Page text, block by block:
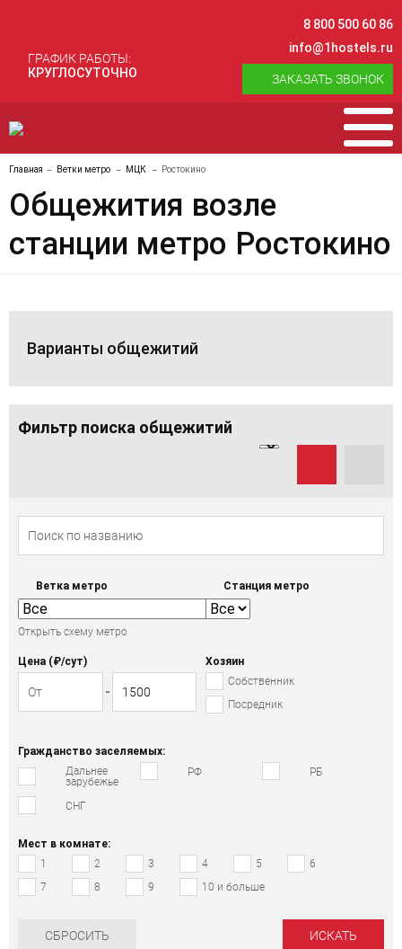
ГРАФИК РАБОТЫ:
КРУГЛОСУТОЧНО
8 800 500 60 86
info@1hostels.ru
ЗАКАЗАТЬ ЗВОНОК
Главная Ветки метро МЦК Ростокино
Общежития возле
станции метро Ростокино
Варианты общежитий
Фильтр поиска общежитий
Ветка метро
Открыть схему метро
Станция метро
Цена (₽/cут)
Хозяин
Собственник
Посредник
Гражданство заселяемых:
Дальнее
зарубежье
РФ РБ
СНГ
Мест в комнате:
1
2 3 4 5
6
7
8 9 10 и больше
СБРОСИТЬ